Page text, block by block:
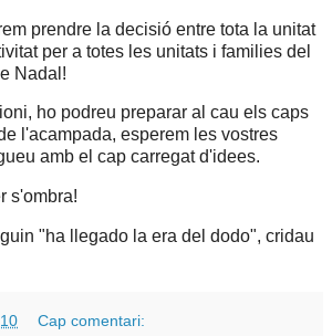
prendre la decisió entre tota la unitat
per a totes les unitats i families del
Nadal!
ho podreu preparar al cau els caps
l'acampada, esperem les vostres
amb el cap carregat d'idees.
s'ombra!
"ha llegado la era del dodo", cridau
Cap comentari: